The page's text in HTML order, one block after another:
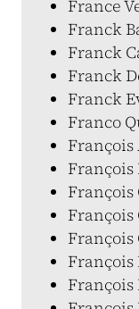
France
Franck
Franck
Franck
Franck
Franco
François
François
François
François
François
François
François